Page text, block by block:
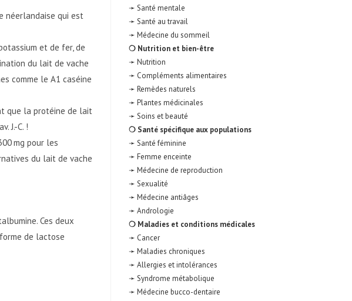
néerlandaise qui est
et de fer, de
du lait de vache
comme le A1 caséine
que la protéine de lait
J.-C. !
mg pour les
du lait de vache
Ces deux
de lactose
➛ Santé mentale
➛ Santé au travail
➛ Médecine du sommeil
❍ Nutrition et bien-être
➛ Nutrition
➛ Compléments alimentaires
➛ Remèdes naturels
➛ Plantes médicinales
➛ Soins et beauté
❍ Santé spécifique aux populations
➛ Santé féminine
➛ Femme enceinte
➛ Médecine de reproduction
➛ Sexualité
➛ Médecine antiâges
➛ Andrologie
❍ Maladies et conditions médicales
➛ Cancer
➛ Maladies chroniques
➛ Allergies et intolérances
➛ Syndrome métabolique
➛ Médecine bucco-dentaire